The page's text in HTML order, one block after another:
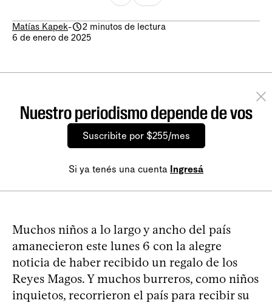
Matías Kapek-
2 minutos de lectura
6 de enero de 2025
Nuestro periodismo depende de vos
Suscribite por $255/mes
Si ya tenés una cuenta Ingresá
Muchos niños a lo largo y ancho del país
amanecieron este lunes 6 con la alegre
noticia de haber recibido un regalo de los
Reyes Magos. Y muchos burreros, como niños
inquietos, recorrieron el país para recibir su